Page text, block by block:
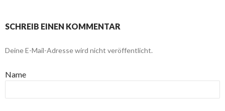
SCHREIB EINEN KOMMENTAR
Deine E-Mail-Adresse wird nicht veröffentlicht.
Name